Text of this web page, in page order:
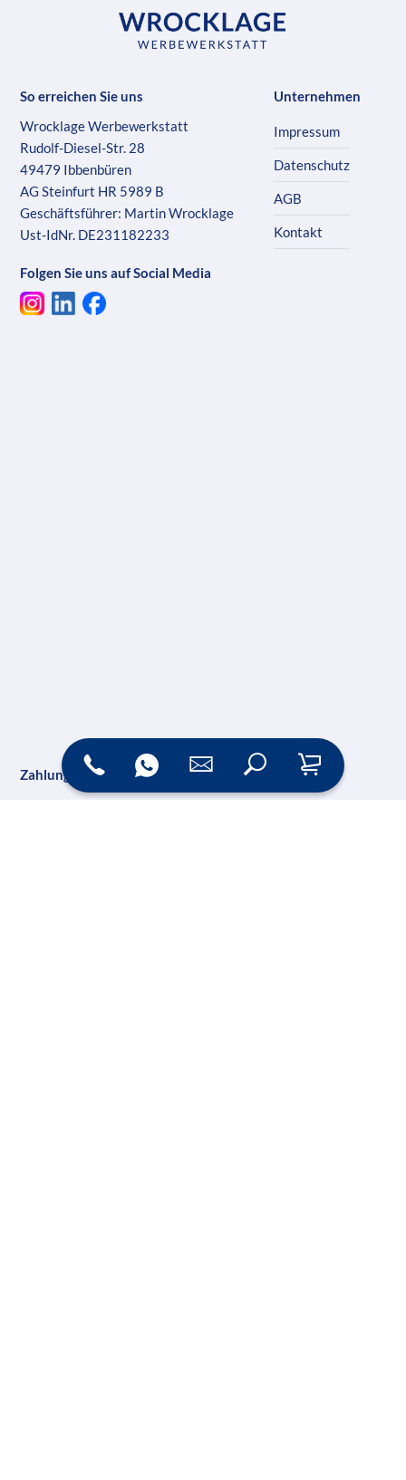
So erreichen Sie uns
Wrocklage Werbewerkstatt
Rudolf-Diesel-Str. 28
49479 Ibbenbüren
AG Steinfurt HR 5989 B
Geschäftsführer: Martin Wrocklage
Ust-IdNr. DE231182233
Folgen Sie uns auf Social Media
Unternehmen
Impressum
Datenschutz
AGB
Kontakt
Zahlungsarten Versand